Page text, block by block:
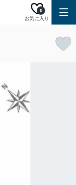
お気に入り
0